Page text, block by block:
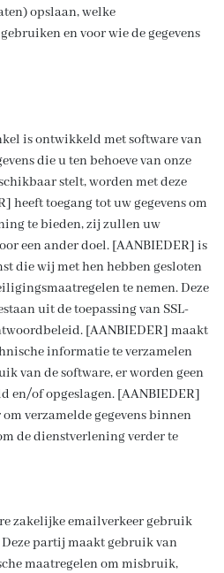
opslaan, welke
en voor wie de gegevens
is ontwikkeld met software van
die u ten behoeve van onze
stelt, worden met deze
heeft toegang tot uw gegevens om
te bieden, zij zullen uw
een ander doel. [AANBIEDER] is
die wij met hen hebben gesloten
te nemen. Deze
uit de toepassing van SSL-
[AANBIEDER] maakt
informatie te verzamelen
van de software, er worden geen
en/of opgeslagen. [AANBIEDER]
verzamelde gegevens binnen
de dienstverlening verder te
zakelijke emailverkeer gebruik
partij maakt gebruik van
maatregelen om misbruik,